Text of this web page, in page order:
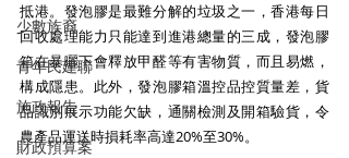
少數族裔
青年民建聯
施政報告
財政預算案
抵港。發泡膠是最難分解的垃圾之一，香港每日
回收處理能力只能達到進港總量的三成，發泡膠
箱在暴曬下會釋放甲醛等有害物質，而且易燃，
構成隱患。此外，發泡膠箱溫控品控質量差，貨
品識別展示功能欠缺，通關檢測及開箱驗貨，令
農產品運送時損耗率高達20%至30%。